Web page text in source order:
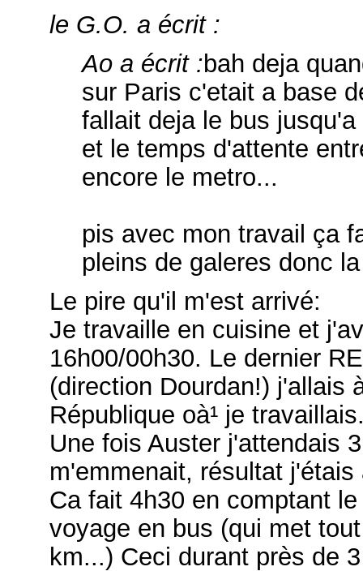
le G.O. a écrit :
Ao a écrit :bah deja
sur Paris c'etait a base
fallait deja le bus
et le temps d'attente
encore le metro...
pis avec mon travail ça
pleins de galeres donc
Le pire qu'il m'est arrivé:
Je travaille en cuisine et
16h00/00h30. Le dernier
(direction Dourdan!)
République oà¹ je
Une fois Auster j'attendais
m'emmenait, résultat
Ca fait 4h30 en comptant
voyage en bus (qui met
km...) Ceci durant près de